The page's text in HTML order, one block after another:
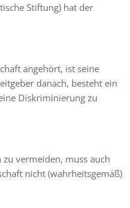
Stiftung) hat der
angehört, ist seine
danach, besteht ein
Diskriminierung zu
vermeiden, muss auch
nicht (wahrheitsgemäß)